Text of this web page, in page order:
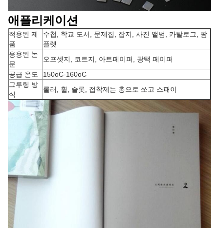
애플리케이션
적용된 제
품
수첩, 학교 도서, 문제집, 잡지, 사진 앨범, 카탈로그, 팜
플렛
응용된 논
문
오프셋지, 코트지, 아트페이퍼, 광택 페이퍼
공급 온도
150oC-160oC
그루링 방
식
롤러, 휠, 슬롯, 접착제는 총으로 쏘고 스패이